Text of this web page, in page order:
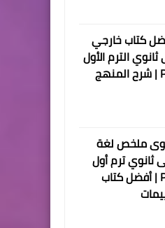
كتاب خارجي
ثانوي الترم الأول
2027 PDF | شرح المنهج
ملخص لغة
ثانوي ترم أول
2027 PDF | أفضل كتاب